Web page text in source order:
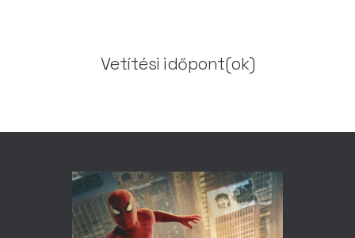
Vetítési időpont(ok)